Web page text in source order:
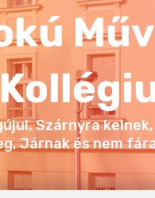
Szárnyra
Járnak és nem